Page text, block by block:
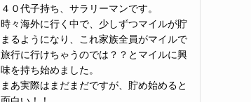
４０代子持ち、サラリーマンです。
時々海外に行く中で、少しずつマイルが貯
まるようになり、これ家族全員がマイルで
旅行に行けちゃうのでは？？とマイルに興
味を持ち始めました。
まあ実際はまだまだですが、貯め始めると